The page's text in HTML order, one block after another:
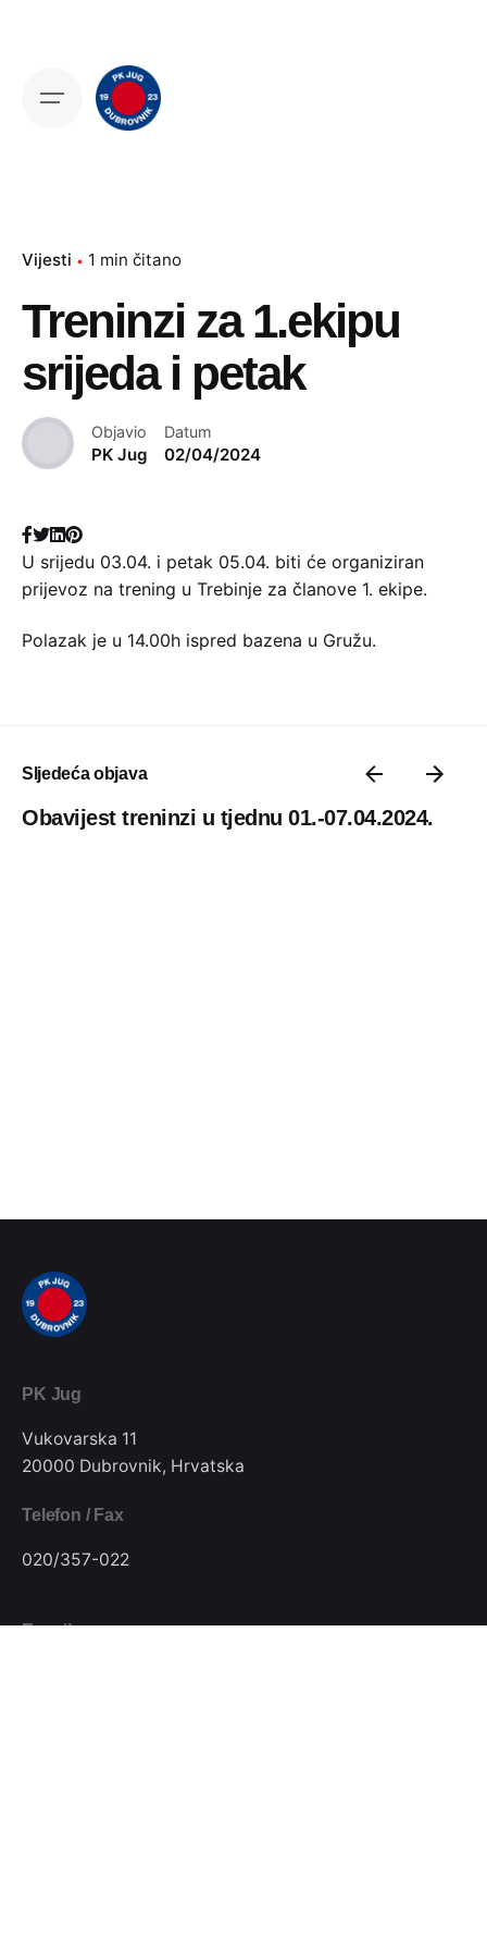
Vijesti 1 min čitano
Treninzi za 1.ekipu
srijeda i petak
Objavio
PK Jug
Datum
02/04/2024
U srijedu 03.04. i petak 05.04. biti će organiziran
prijevoz na trening u Trebinje za članove 1. ekipe.
Polazak je u 14.00h ispred bazena u Gružu.
Sljedeća objava
Obavijest treninzi u tjednu 01.-07.04.2024.
PK Jug
Vukovarska 11
20000 Dubrovnik, Hrvatska
Telefon / Fax
020/357-022
E-mail